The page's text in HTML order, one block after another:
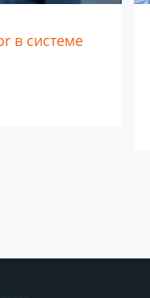
в системе